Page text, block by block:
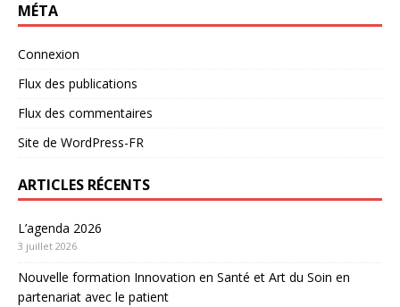
MÉTA
Connexion
Flux des publications
Flux des commentaires
Site de WordPress-FR
ARTICLES RÉCENTS
L’agenda 2026
3 juillet 2026
Nouvelle formation Innovation en Santé et Art du Soin en
partenariat avec le patient